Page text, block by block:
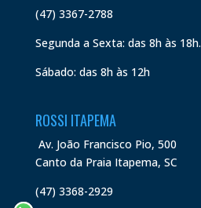
(47) 3367-2788
Segunda a Sexta: das 8h às 18h.
Sábado: das 8h às 12h
ROSSI ITAPEMA
Av. João Francisco Pio, 500
Canto da Praia Itapema, SC
(47) 3368-2929